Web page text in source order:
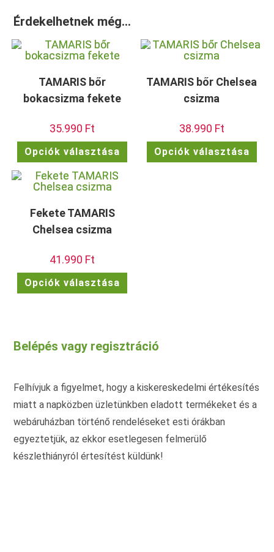
Érdekelhetnek még…
TAMARIS bőr
bokacsizma fekete
35.990 Ft
Opciók választása
terméknek
TAMARIS bőr Chelsea
csizma
38.990 Ft
Opciók választása
Fekete TAMARIS
Chelsea csizma
41.990 Ft
Opciók választása
terméknek
a
termékoldalon
Belépés vagy regisztráció
Felhívjuk a figyelmet, hogy a kiskereskedelmi értékesítés
miatt a napközben üzletünkben eladott termékeket és a
webáruházban történő rendeléseket esti órákban
egyeztetjük, az ekkor esetlegesen felmerülő
készlethiányról értesítést küldünk!